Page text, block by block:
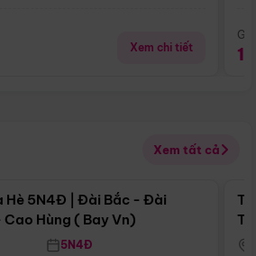
Xem chi tiết
Xem tất cả
Điểm nổi bật
Hè 5N4Đ | Đài Bắc - Đài
Hùng ( Bay Vn)
5N4Đ